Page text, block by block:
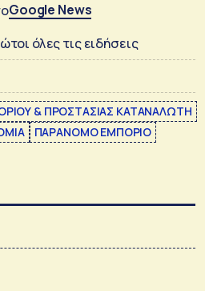
Google News
όλες τις ειδήσεις
& ΠΡΟΣΤΑΣΙΑΣ ΚΑΤΑΝΑΛΩΤΗ
ΠΑΡΑΝΟΜΟ ΕΜΠΟΡΙΟ